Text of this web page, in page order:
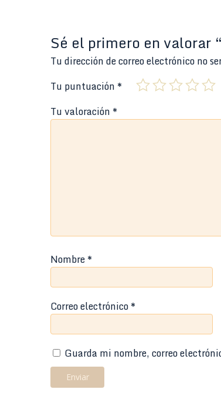
Sé el primero en valorar
Tu dirección de correo electrónico no
Tu puntuación *
Tu valoración *
Nombre*
Correo electrónico*
Guarda mi nombre, correo